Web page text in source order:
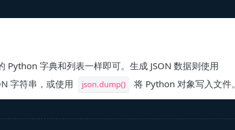
Python 字典和列表一样即可。生成 JSON 数据则使用
字符串，或使用 json.dump() 将 Python 对象写入文件。